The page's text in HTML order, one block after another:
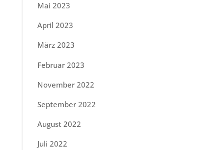
Mai 2023
April 2023
März 2023
Februar 2023
November 2022
September 2022
August 2022
Juli 2022